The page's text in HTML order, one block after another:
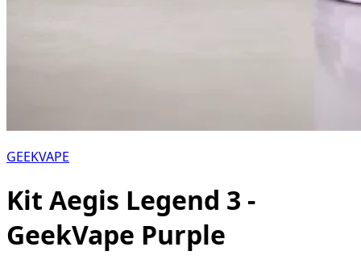
GEEKVAPE
Kit Aegis Legend 3 -
GeekVape Purple